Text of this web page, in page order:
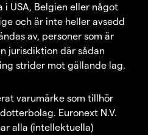
i USA, Belgien eller något
och är inte heller avsedd
av, personer som är
jurisdiktion där sådan
strider mot gällande lag.
varumärke som tillhör
Euronext N.V.
alla (intellektuella)